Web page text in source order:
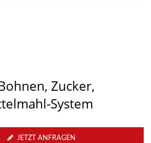
Zucker,
System
JETZT ANFRAGEN